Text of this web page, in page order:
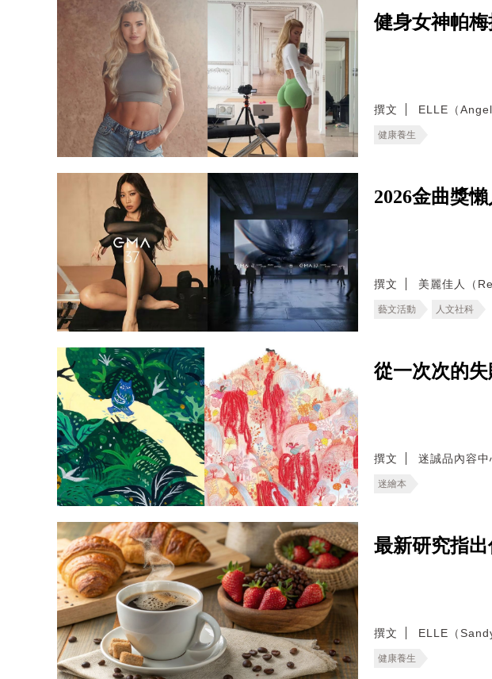
健身女神帕
撰文 ELLE（
健康養生
2026金曲獎
撰文 美麗佳人（
藝文活動 人文社科
從一次次的
撰文 迷誠品內容中
迷繪本
最新研究指
撰文 ELLE（
健康養生